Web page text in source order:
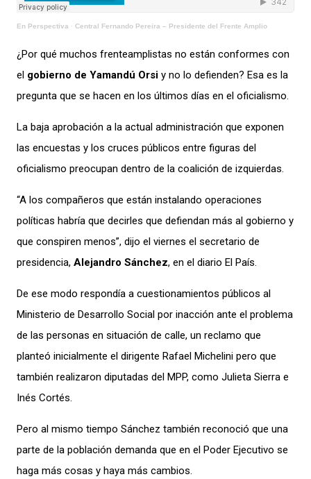
En Perspectiva · Central Fernando Pereira – Presidente del Frente Amplio
¿Por qué muchos frenteamplistas no están conformes con
el gobierno de Yamandú Orsi y no lo defienden? Esa es la
pregunta que se hacen en los últimos días en el oficialismo.
La baja aprobación a la actual administración que exponen
las encuestas y los cruces públicos entre figuras del
oficialismo preocupan dentro de la coalición de izquierdas.
“A los compañeros que están instalando operaciones
políticas habría que decirles que defiendan más al gobierno y
que conspiren menos”, dijo el viernes el secretario de
presidencia, Alejandro Sánchez, en el diario El País.
De ese modo respondía a cuestionamientos públicos al
Ministerio de Desarrollo Social por inacción ante el problema
de las personas en situación de calle, un reclamo que
planteó inicialmente el dirigente Rafael Michelini pero que
también realizaron diputadas del MPP, como Julieta Sierra e
Inés Cortés.
Pero al mismo tiempo Sánchez también reconoció que una
parte de la población demanda que en el Poder Ejecutivo se
haga más cosas y haya más cambios.